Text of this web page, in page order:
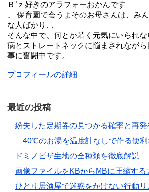
Ｂ’ｚ好きのアラフォーおかんです
。 保育園で会うよそのお母さんは、み
な人ばかり…
そんな中で、何とか若く元気にいられ
病とストレートネックに悩まされなが
事に奮闘中です。
プロフィールの詳細
最近の投稿
紛失した定期券の見つかる確率と再発
40℃のお湯を温度計なしで作る便利
ドミノピザ生地の全種類を徹底解説
画像ファイルをKBからMBに圧縮する
ひとり居酒屋で迷惑をかけない行動リ